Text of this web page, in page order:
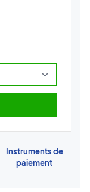
Instruments de
paiement